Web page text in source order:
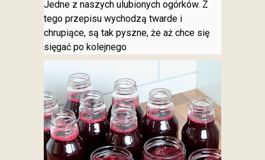
Jedne z naszych ulubionych ogórków. Z
tego przepisu wychodzą twarde i
chrupiące, są tak pyszne, że aż chce się
sięgać po kolejnego